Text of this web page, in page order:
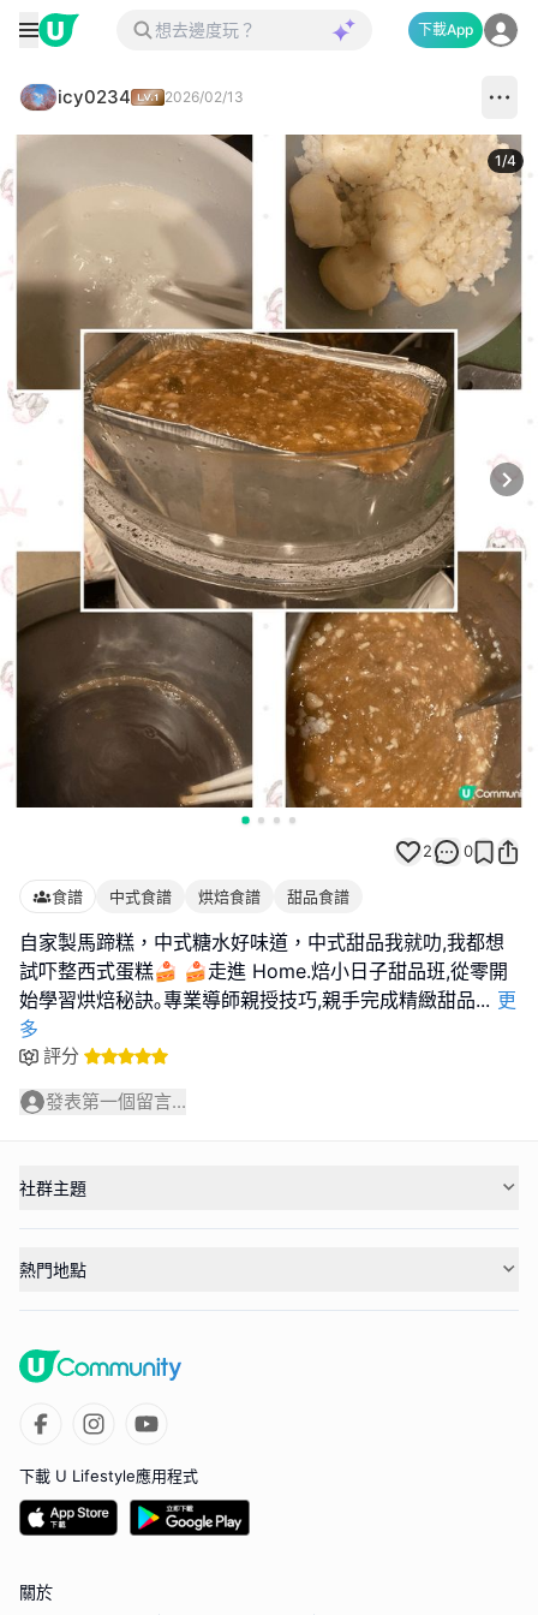
下載App
icy0234 2026/02/13
1/4
2 0
食譜 中式食譜 烘焙食譜 甜品食譜
自家製馬蹄糕，中式糖水好味道，中式甜品我就叻,我都想
試吓整西式蛋糕🍰 🍰走進 Home.焙小日子甜品班,從零開
始學習烘焙秘訣｡專業導師親授技巧,親手完成精緻甜品... 更
多
評分
發表第一個留言...
社群主題
熱門地點
下載 U Lifestyle應用程式
關於